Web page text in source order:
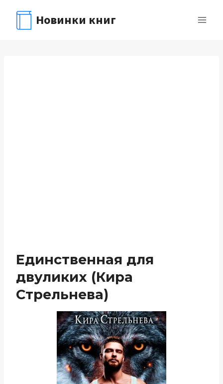
содержимому
Новинки книг
Единственная для
двуликих (Кира
Стрельнева)